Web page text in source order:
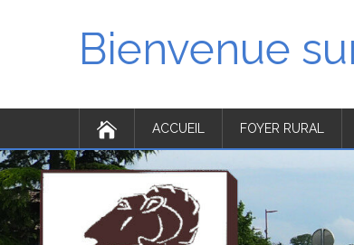
Bienvenue
ACCUEIL FOYER RURAL